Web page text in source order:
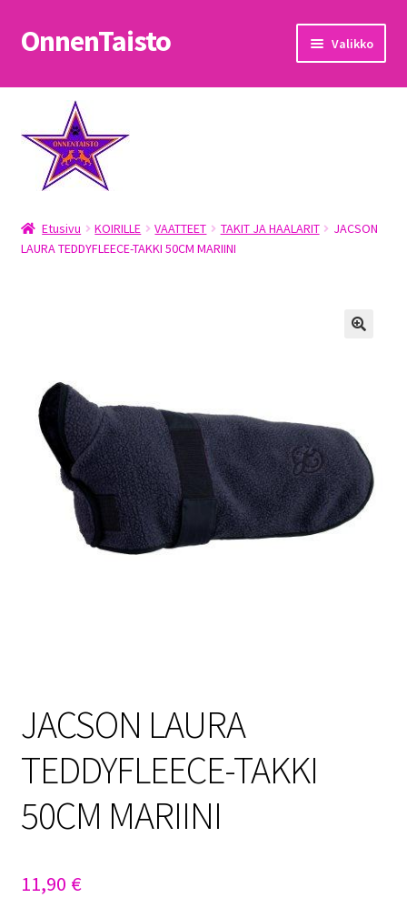
Siirry
navigointiin
Siirry
sisältöön
OnnenTaisto Valikko
Etusivu
Kassa
Oma tili
OnnenTaisto
Sulo
Tietosuojaseloste
Toimitusehdot
Etusivu KOIRILLE VAATTEET TAKIT JA HAALARIT
JACSON
LAURA TEDDYFLEECE-TAKKI 50CM MARIINI
JACSON LAURA
TEDDYFLEECE-TAKKI
50CM MARIINI
11,90 €